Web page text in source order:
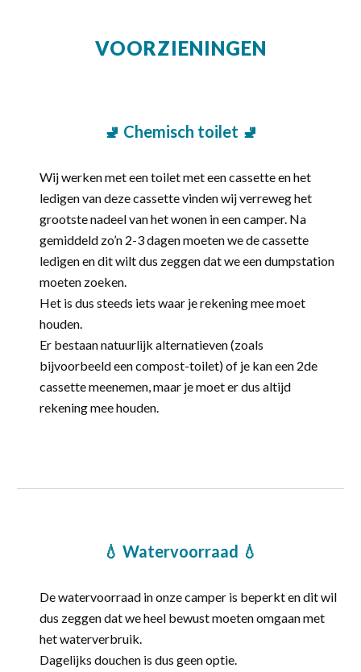
VOORZIENINGEN
🚽 Chemisch toilet 🚽
Wij werken met een toilet met een cassette en het
ledigen van deze cassette vinden wij verreweg het
grootste nadeel van het wonen in een camper. Na
gemiddeld zo’n 2-3 dagen moeten we de cassette
ledigen en dit wilt dus zeggen dat we een dumpstation
moeten zoeken.
Het is dus steeds iets waar je rekening mee moet
houden.
Er bestaan natuurlijk alternatieven (zoals
bijvoorbeeld een compost-toilet) of je kan een 2de
cassette meenemen, maar je moet er dus altijd
rekening mee houden.
💧 Watervoorraad 💧
De watervoorraad inonzecamper is beperkt en dit wil
dus zeggen datweheel bewust moeten omgaan met
het waterverbruik.
Dagelijks douchen is dus geen optie.